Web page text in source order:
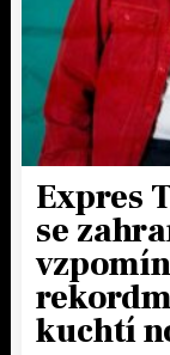
Expres
se
kuchtí